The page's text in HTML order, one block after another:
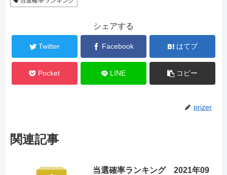
シェアする
Twitter Facebook はてブ
Pocket LINE コピー
prizer
関連記事
当選確率ランキング 2021年09